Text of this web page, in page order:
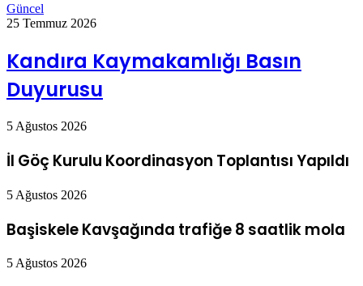
Güncel
25 Temmuz 2026
Kandıra Kaymakamlığı Basın
Duyurusu
5 Ağustos 2026
İl Göç Kurulu Koordinasyon Toplantısı Yapıldı
5 Ağustos 2026
Başiskele Kavşağında trafiğe 8 saatlik mola
5 Ağustos 2026